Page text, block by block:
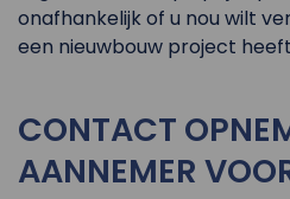
onafhankelijk of u nou wilt
een nieuwbouw project
CONTACT
AANNEMER